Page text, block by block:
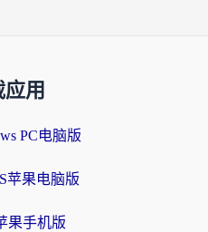
应用
PC电脑版
苹果电脑版
果手机版